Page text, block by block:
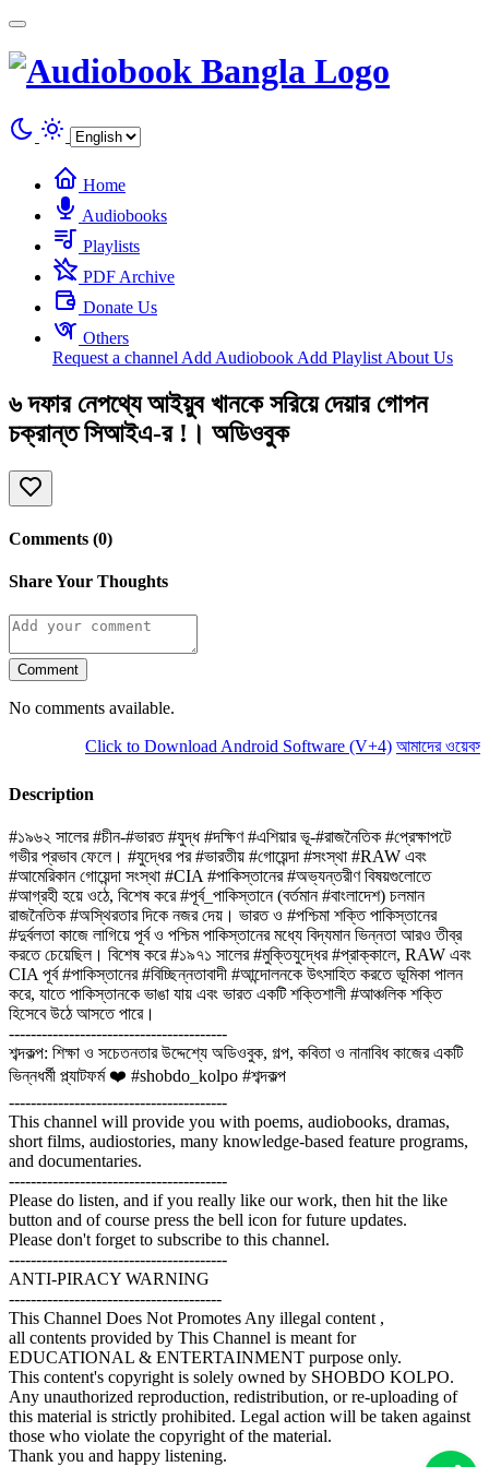
Home
Audiobooks
Playlists
PDF Archive
Donate Us
Others
Request a channel Add Audiobook Add Playlist About Us
৬ দফার নেপথ্যে আইয়ুব খানকে সরিয়ে দেয়ার গোপন
চক্রান্ত সিআইএ-র !। অডিওবুক
Comments (0)
Share Your Thoughts
Comment
No comments available.
Click to Download Android Software (V+4) আমাদের
Description
#১৯৬২ সালের #চীন-#ভারত #যুদ্ধ #দক্ষিণ #এশিয়ার ভূ-#রাজনৈতিক #প্রেক্ষাপটে
গভীর প্রভাব ফেলে। #যুদ্ধের পর #ভারতীয় #গোয়েন্দা #সংস্থা #RAW এবং
#আমেরিকান গোয়েন্দা সংস্থা #CIA #পাকিস্তানের #অভ্যন্তরীণ বিষয়গুলোতে
#আগ্রহী হয়ে ওঠে, বিশেষ করে #পূর্ব_পাকিস্তানে (বর্তমান #বাংলাদেশ) চলমান
রাজনৈতিক #অস্থিরতার দিকে নজর দেয়। ভারত ও #পশ্চিমা শক্তি পাকিস্তানের
#দুর্বলতা কাজে লাগিয়ে পূর্ব ও পশ্চিম পাকিস্তানের মধ্যে বিদ্যমান ভিন্নতা আরও তীব্র
করতে চেয়েছিল। বিশেষ করে #১৯৭১ সালের #মুক্তিযুদ্ধের #প্রাক্কালে, RAW এবং
CIA পূর্ব #পাকিস্তানের #বিচ্ছিন্নতাবাদী #আন্দোলনকে উৎসাহিত করতে ভূমিকা পালন
করে, যাতে পাকিস্তানকে ভাঙা যায় এবং ভারত একটি শক্তিশালী #আঞ্চলিক শক্তি
হিসেবে উঠে আসতে পারে।
----------------------------------------
শব্দকল্প: শিক্ষা ও সচেতনতার উদ্দেশ্যে অডিওবুক, গল্প, কবিতা ও নানাবিধ কাজের একটি
ভিন্নধর্মী প্ল্যাটফর্ম ❤️ #shobdo_kolpo #শব্দকল্প
----------------------------------------
This channel will provide you with poems, audiobooks, dramas,
short films, audiostories, many knowledge-based feature programs,
and documentaries.
----------------------------------------
Please do listen, and if you really like our work, then hit the like
button and of course press the bell icon for future updates.
Please don't forget to subscribe to this channel.
----------------------------------------
ANTI-PIRACY WARNING
---------------------------------------
This Channel Does Not Promotes Any illegal content ,
all contents provided by This Channel is meant for
EDUCATIONAL & ENTERTAINMENT purpose only.
This content's copyright is solely owned by SHOBDO KOLPO.
Any unauthorized reproduction, redistribution, or re-uploading of
this material is strictly prohibited. Legal action will be taken against
those who violate the copyright of the material.
Thank you and happy listening.